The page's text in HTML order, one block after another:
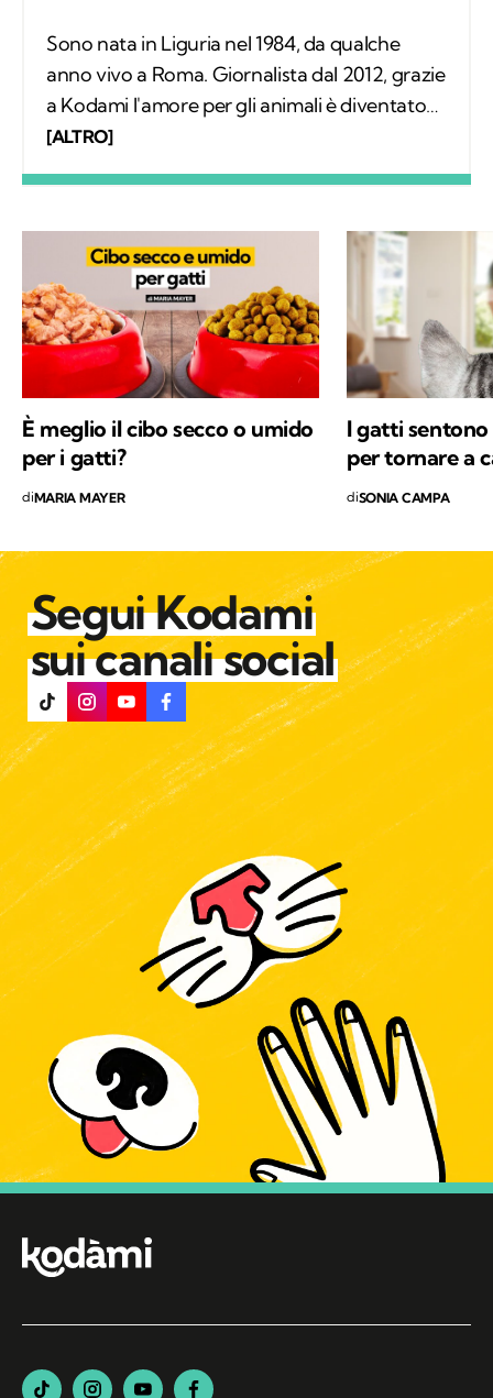
Sono nata in Liguria nel 1984, da qualche
anno vivo a Roma. Giornalista dal 2012, grazie
a Kodami l'amore per gli animali è diventato
un lavoro attraverso cui provo a fare la
libero tanti libri, qualche viaggio e una
continua scoperta di ciò che mi circonda.
[ALTRO]
È meglio il cibo secco o umido
per i gatti?
diMARIA MAYER
I gatti
per tornare a
diSONIA CAMPA
Segui Kodami
sui canali social